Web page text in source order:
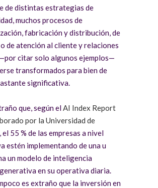
de distintas estrategias de
muchos procesos de
fabricación y distribución, de
de atención al cliente y relaciones
citar solo algunos ejemplos—
transformados para bien de
significativa.
que, según elAI Index Report
por la Universidad de
, el 55 % de las empresas a nivel
estén implementando de una u
un modelo de inteligencia
en su operativa diaria.
es extraño que la inversión en